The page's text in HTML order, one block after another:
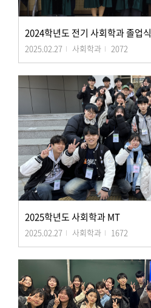
2024학년도 전기 사회학과 졸업식
2025.02.27 사회학과 2072
2025학년도 사회학과 MT
2025.02.27 사회학과 1672